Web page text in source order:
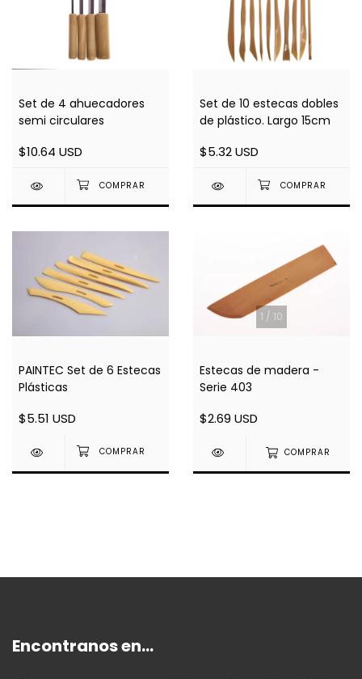
Set de 4 ahuecadores
semi circulares
$10.64 USD
Set de 10 estecas dobles
de plástico. Largo 15cm
$5.32 USD
PAINTEC Set de 6 Estecas
Plásticas
$5.51 USD
1 / 10
Estecas de madera -
Serie 403
$2.69 USD
COMPRAR
Encontranos en...